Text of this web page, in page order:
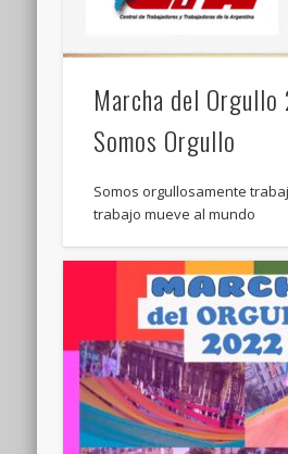
Marcha del
Somos Orgullo
Somos orgullosamente
trabajo mueve al mundo